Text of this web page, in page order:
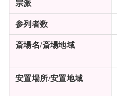
宗派
参列者数
斎場名/斎場地域
安置場所/安置地域